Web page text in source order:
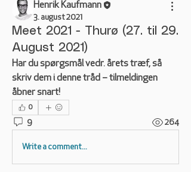
Henrik Kaufmann
3. august 2021
Meet 2021 - Thurø (27. til 29.
August 2021)
Har du spørgsmål vedr. årets træf, så
skriv dem i denne tråd – tilmeldingen
åbner snart!
0
9 264
Write a comment...